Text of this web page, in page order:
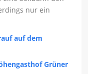
nur ein
auf dem
Grüner